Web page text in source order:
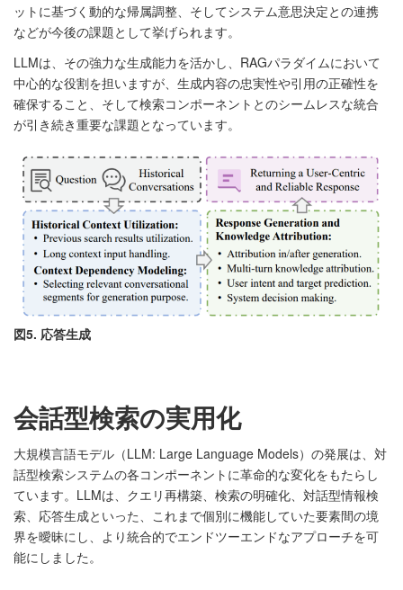
ットに基づく動的な帰属調整、そしてシステム意思決定との連携
などが今後の課題として挙げられます。
LLMは、その強力な生成能力を活かし、RAGパラダイムにおいて
中心的な役割を担いますが、生成内容の忠実性や引用の正確性を
確保すること、そして検索コンポーネントとのシームレスな統合
が引き続き重要な課題となっています。
図5. 応答生成
会話型検索の実用化
大規模言語モデル（LLM: Large Language Models）の発展は、対
話型検索システムの各コンポーネントに革命的な変化をもたらし
ています。LLMは、クエリ再構築、検索の明確化、対話型情報検
索、応答生成といった、これまで個別に機能していた要素間の境
界を曖昧にし、より統合的でエンドツーエンドなアプローチを可
能にしました。